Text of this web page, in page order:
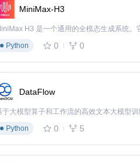
MiniMax-H3
Python
0 0
DataFlow
于大模型算子和工作流的高效文本大模型
Python
0 5